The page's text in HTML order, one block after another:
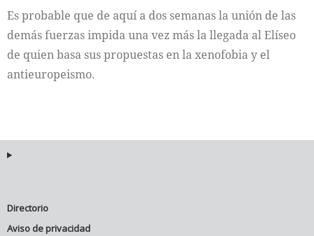
Es probable que de aquí a dos semanas la unión de las
demás fuerzas impida una vez más la llegada al Elíseo
de quien basa sus propuestas en la xenofobia y el
antieuropeismo.
Directorio
Aviso de privacidad